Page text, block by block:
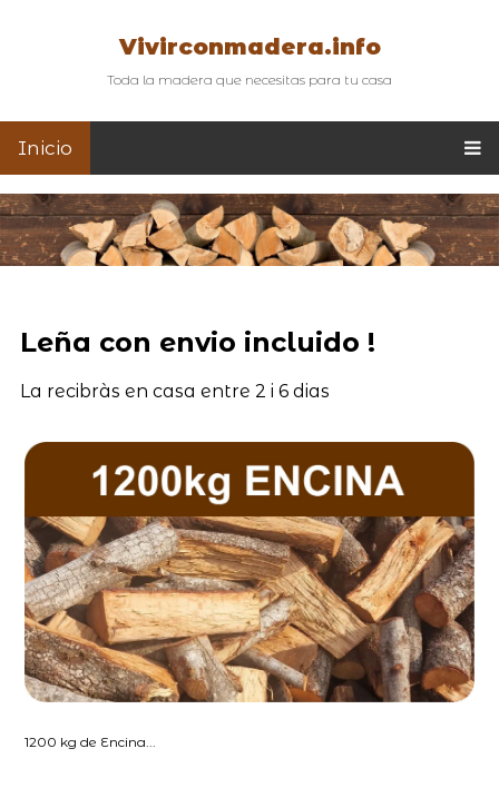
Vivirconmadera.info
Toda la madera que necesitas para tu casa
Inicio
Leña con envio incluido !
La recibràs en casa entre 2 i 6 dias
1200 kg de Encina...